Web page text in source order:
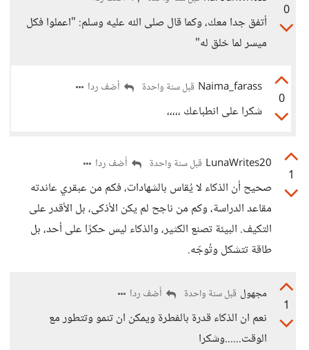
0
أتفق جدا معك، وكما قال صلى الله عليه وسلم: "اعملوا فكل
ميسر لما خلق له"
0
Naima_farass قبل سنة واحدة أضف ردا
شكرا على انطباعك ،،،،،
1
LunaWrites20 قبل سنة واحدة أضف ردا
صحيح أن الذكاء لا يُقاس بالشهادات، فكم من عبقري عاندته
مقاعد الدراسة، وكم من ناجح لم يكن الأذكى، بل الأقدر على
التكيف. البيئة تصنع الكثير، والذكاء ليس حكرًا على أحد، بل
طاقة تتشكل وتُوجّه.
1
مجهول قبل سنة واحدة أضف ردا
نعم ان الذكاء قدرة بالفطرة ويمكن ان تنمو وتتطور مع
الوقت......وشكرا